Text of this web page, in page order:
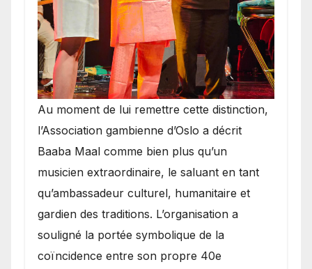
​Au moment de lui remettre cette distinction,
l’Association gambienne d’Oslo a décrit
Baaba Maal comme bien plus qu’un
musicien extraordinaire, le saluant en tant
qu’ambassadeur culturel, humanitaire et
gardien des traditions. L’organisation a
souligné la portée symbolique de la
coïncidence entre son propre 40e